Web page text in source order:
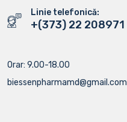
Linie telefonică:
+(373) 22 208971
Orar: 9.00-18.00
biessenpharmamd@gmail.com